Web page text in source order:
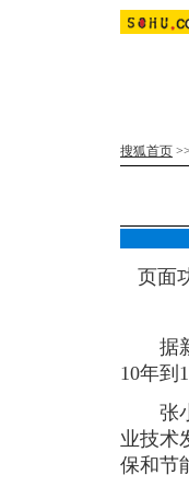
搜狐首页 >>
页面
据新
10年到
张小
业技术
保和节